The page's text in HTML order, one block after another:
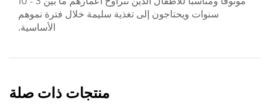
سنوات ويحتاجون إلى تغذية سليمة خلال فترة نموهم
الأساسية.
منتجات ذات صلة